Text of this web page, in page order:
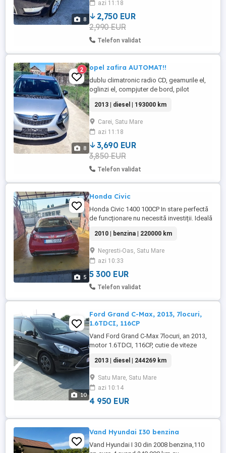
8
azi 11:18
2,750 EUR
2,990 EUR
Telefon validat
8
2 opel zafira AUTOMAT!!
dublu climatronic radio CD, geamurile el,
oglinzi el, compjuter de bord, pilot
centralizata cu telecomanda, 2cheie, genti
de aluminium, genti de tabla, CUTIE
AUTOMAT!!!
2013 | diesel | 193000 km
Carei, Satu Mare
azi 11:18
3,690 EUR
3,850 EUR
Telefon validat
5
Honda Civic
Honda Civic 1400 100CP In stare perfectă
de funcționare nu necesită investiții. Ideală
uși. Pornire buton Start. Radio CD cu
sistem prin Bluetooth Clima Geamuri
electrice față spate. Cauciucuri All season
plus cauciucurii de vară noi. M-ai multe
detalii la ...
2010 | benzina | 220000 km
Negresti-Oas, Satu Mare
azi 10:33
5 300 EUR
Telefon validat
10
Ford Grand C-Max, 2013, 7locuri,
1.6TDCI, 116CP
Vand Ford Grand C-Max 7locuri, an 2013,
motor 1.6TDCI, 116CP, cutie de viteze
functionare, recent adus. Masina a avut un
singur proprietar. Dotari: aer conditionar
-4x geamuri electrice -incalzire in scaune -
pilot automat+limitator viteza -computer
de bord -senzori ...
2013 | diesel | 244269 km
Satu Mare, Satu Mare
azi 10:14
4 950 EUR
Vand Hyundai I30 benzina
Vand Hyundai I 30 din 2008 benzina,110